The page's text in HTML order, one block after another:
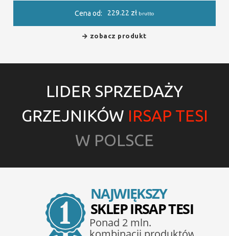
Cena od: 229.22 zł brutto
zobacz produkt
LIDER SPRZEDAŻY
GRZEJNIKÓW IRSAP TESI
W POLSCE